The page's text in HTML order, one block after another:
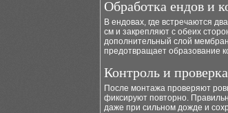
Обработка ендов и
В ендовах, где встречаются
см и закрепляют с обеих
дополнительный слой
предотвращает образование
Контроль и проверка
После монтажа проверяют
фиксируют повторно.
даже при сильном дожде и